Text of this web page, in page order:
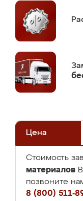
Цена
Стоимость
материалов
позвоните
8 (800) 511-